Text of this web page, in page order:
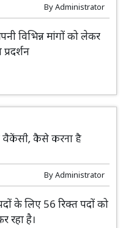
ByAdministrator
विभिन्न मांगों को लेकर
वैकेंसी, कैसे करना है
ByAdministrator
के लिए 56 रिक्त पदों को
रहा है।